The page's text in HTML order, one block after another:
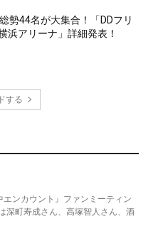
勢44名が大集合！「DDフリ
浜アリーナ」詳細発表！
する